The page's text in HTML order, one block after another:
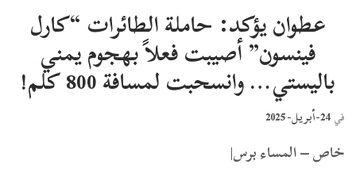
عطوان يؤكد: حاملة الطائرات “كارل
فينسون” أصيبت فعلاً بهجوم يمني
باليستي… وانسحبت لمسافة 800 كلم!
في 24-أبريل- 2025
خاص – المساء برس|